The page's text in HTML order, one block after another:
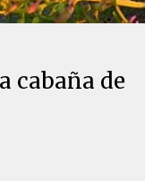
cabaña de